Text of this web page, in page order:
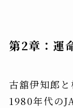
第2章：運
古舘伊知郎と
1980年代の